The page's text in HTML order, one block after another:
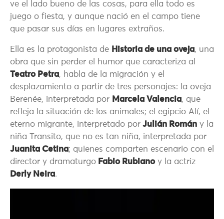
ve el lado bueno de las cosas, para ella todo es
juego o fiesta, y aunque nació en el campo tiene
que pasar sus días en lugares extraños.
Ella es la protagonista de Historia de una oveja, una
obra que sin perder el humor que caracteriza al
Teatro Petra, habla de la migración y el
desplazamiento a partir de tres personajes: la oveja
Berenée, interpretada por Marcela Valencia, que
refleja la situación de los animales; el egipcio Alí, el
eterno migrante, interpretado por Julián Román y la
niña Transito, que no es tan niña, interpretada por
Juanita Cetina; quienes comparten escenario con el
director y dramaturgo Fabio Rubianoy la actriz
Derly Neira.